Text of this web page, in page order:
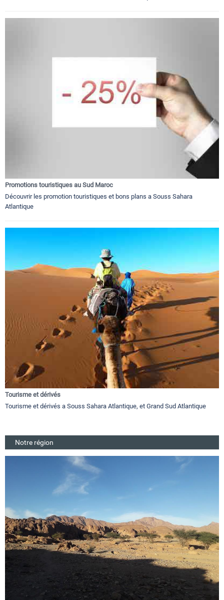
Promotions touristiques au Sud Maroc
Découvrir les promotion touristiques et bons plans a Souss Sahara
Atlantique
Tourisme et dérivés
Tourisme et dérivés a Souss Sahara Atlantique, et Grand Sud Atlantique
Notre région